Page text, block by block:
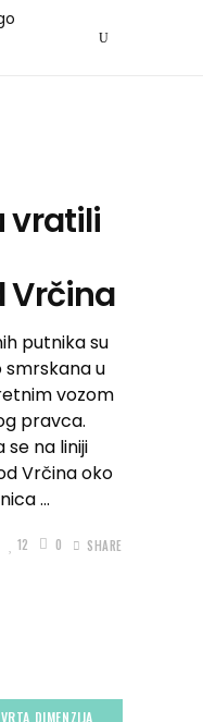
vratili
Vrčina
putnika su
smrskana u
vozom
pravca.
se na liniji
Vrčina oko
12 0 SHARE
DIMENZIJA